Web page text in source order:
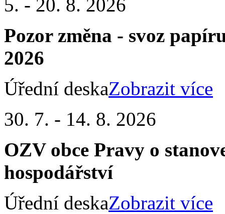
5. - 20. 8. 2026
Pozor změna - svoz
2026
Úřední deskaZobrazit více
30. 7. - 14. 8. 2026
OZV obce Pravy o
hospodářství
Úřední deskaZobrazit více